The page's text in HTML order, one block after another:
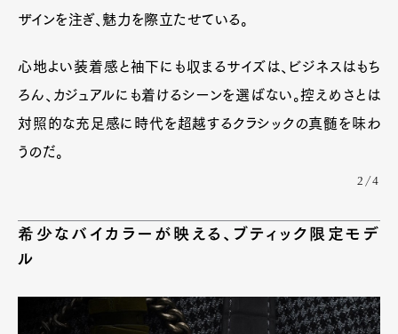
Art&Design WatchFashion
ProductCultureLifestyle
ザインを注ぎ、魅力を際立たせている。
心地よい装着感と袖下にも収まるサイズは、ビジネスはもち
ろん、カジュアルにも着けるシーンを選ばない。控えめさとは
対照的な充足感に時代を超越するクラシックの真髄を味わ
うのだ。
2/4
希少なバイカラーが映える、ブティック限定モデ
ル